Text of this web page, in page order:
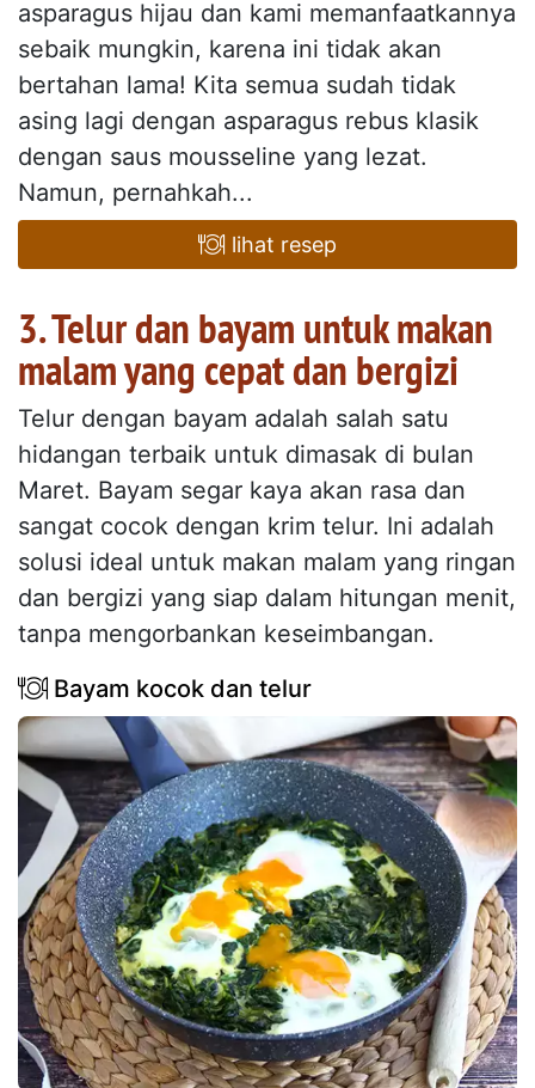
asparagus hijau dan kami memanfaatkannya
sebaik mungkin, karena ini tidak akan
bertahan lama! Kita semua sudah tidak
asing lagi dengan asparagus rebus klasik
dengan saus mousseline yang lezat.
Namun, pernahkah...
lihat resep
3. Telur dan bayam untuk makan
malam yang cepat dan bergizi
Telur dengan bayam adalah salah satu
hidangan terbaik untuk dimasak di bulan
Maret. Bayam segar kaya akan rasa dan
sangat cocok dengan krim telur. Ini adalah
solusi ideal untuk makan malam yang ringan
dan bergizi yang siap dalam hitungan menit,
tanpa mengorbankan keseimbangan.
Bayam kocok dan telur